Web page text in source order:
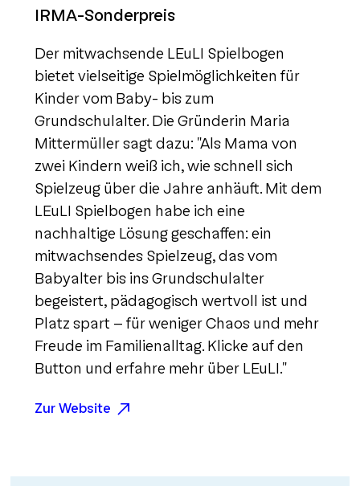
IRMA-Sonderpreis
Der mitwachsende LEuLI Spielbogen
bietet vielseitige Spielmöglichkeiten für
Kinder vom Baby- bis zum
Grundschulalter. Die Gründerin Maria
Mittermüller sagt dazu: "Als Mama von
zwei Kindern weiß ich, wie schnell sich
Spielzeug über die Jahre anhäuft. Mit dem
LEuLI Spielbogen habe ich eine
nachhaltige Lösung geschaffen: ein
mitwachsendes Spielzeug, das vom
Babyalter bis ins Grundschulalter
begeistert, pädagogisch wertvoll ist und
Platz spart – für weniger Chaos und mehr
Freude im Familienalltag. Klicke auf den
Button und erfahre mehr über LEuLI."
Zur Website